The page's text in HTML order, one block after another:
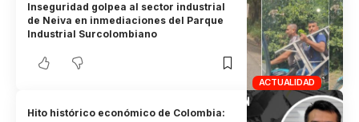
ACTUALIDAD
Inseguridad golpea al sector industrial
de Neiva en inmediaciones del Parque
Industrial Surcolombiano
Hito histórico económico de Colombia: